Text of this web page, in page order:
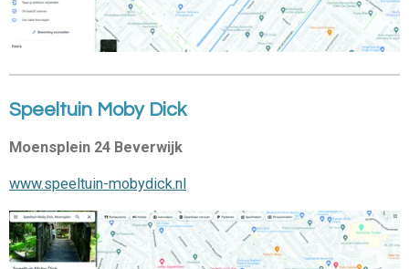
Speeltuin Moby Dick
Moensplein 24 Beverwijk
www.speeltuin-mobydick.nl